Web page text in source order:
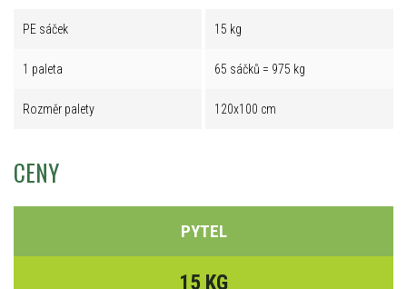
PE sáček 15 kg
1 paleta 65 sáčků = 975 kg
Rozměr palety 120x100 cm
CENY
PYTEL
15 KG